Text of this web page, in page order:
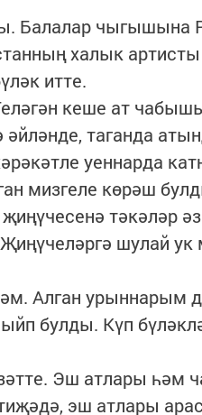
Балалар чыгышына
халык
итте.
кеше ат
таганда
уеннарда
мизгеле көрәш
тәкәләр
шулай
Алган урыннарым
булды. Күп
Эш атлары һәм
эш атлары